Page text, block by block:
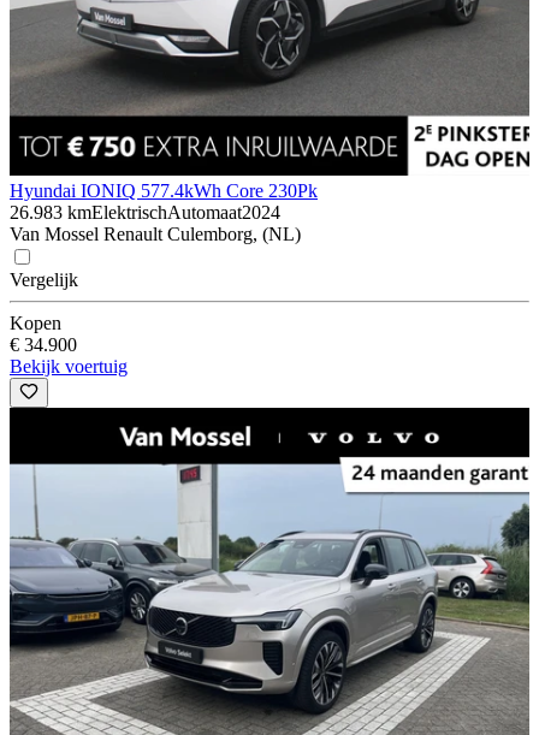
Hyundai IONIQ 577.4kWh Core 230Pk
26.983 kmElektrischAutomaat2024
Van Mossel Renault Culemborg, (NL)
Vergelijk
Kopen
€ 34.900
Bekijk voertuig